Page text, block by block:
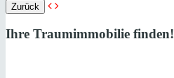
Zurück
Ihre Traumimmobilie finden!